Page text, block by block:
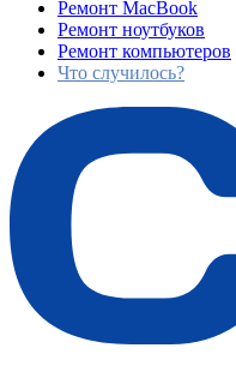
Ремонт MacBook
Ремонт ноутбуков
Ремонт компьютеров
Что случилось?